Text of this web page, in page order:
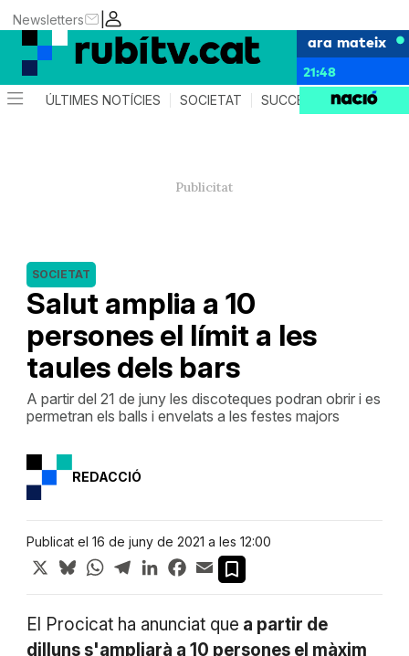
|
Newsletters
ara mateix
21:48
ÚLTIMES NOTÍCIES SOCIETAT SUCCESSOS
Salut amplia a 10
persones el límit a les
taules dels bars
SOCIETAT
A partir del 21 de juny les discoteques podran obrir i es
permetran els balls i envelats a les festes majors
REDACCIÓ
Publicat el 16 de juny de 2021 a les 12:00
X BlueskyWhatsApp
TelegramLinkedInFacebook
Email
El Procicat ha anunciat que a partir de
dilluns s'ampliarà a 10 persones el màxim